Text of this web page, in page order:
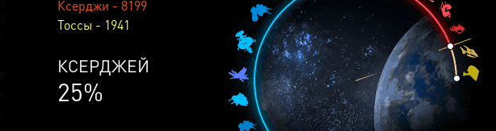
Ксерджи - 8199
Тоссы - 1941
ТОССОВ
5%